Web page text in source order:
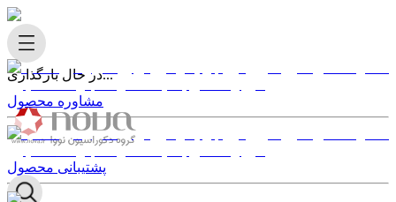
در حال بارگذاری...
مشاوره محصول
پشتیبانی محصول